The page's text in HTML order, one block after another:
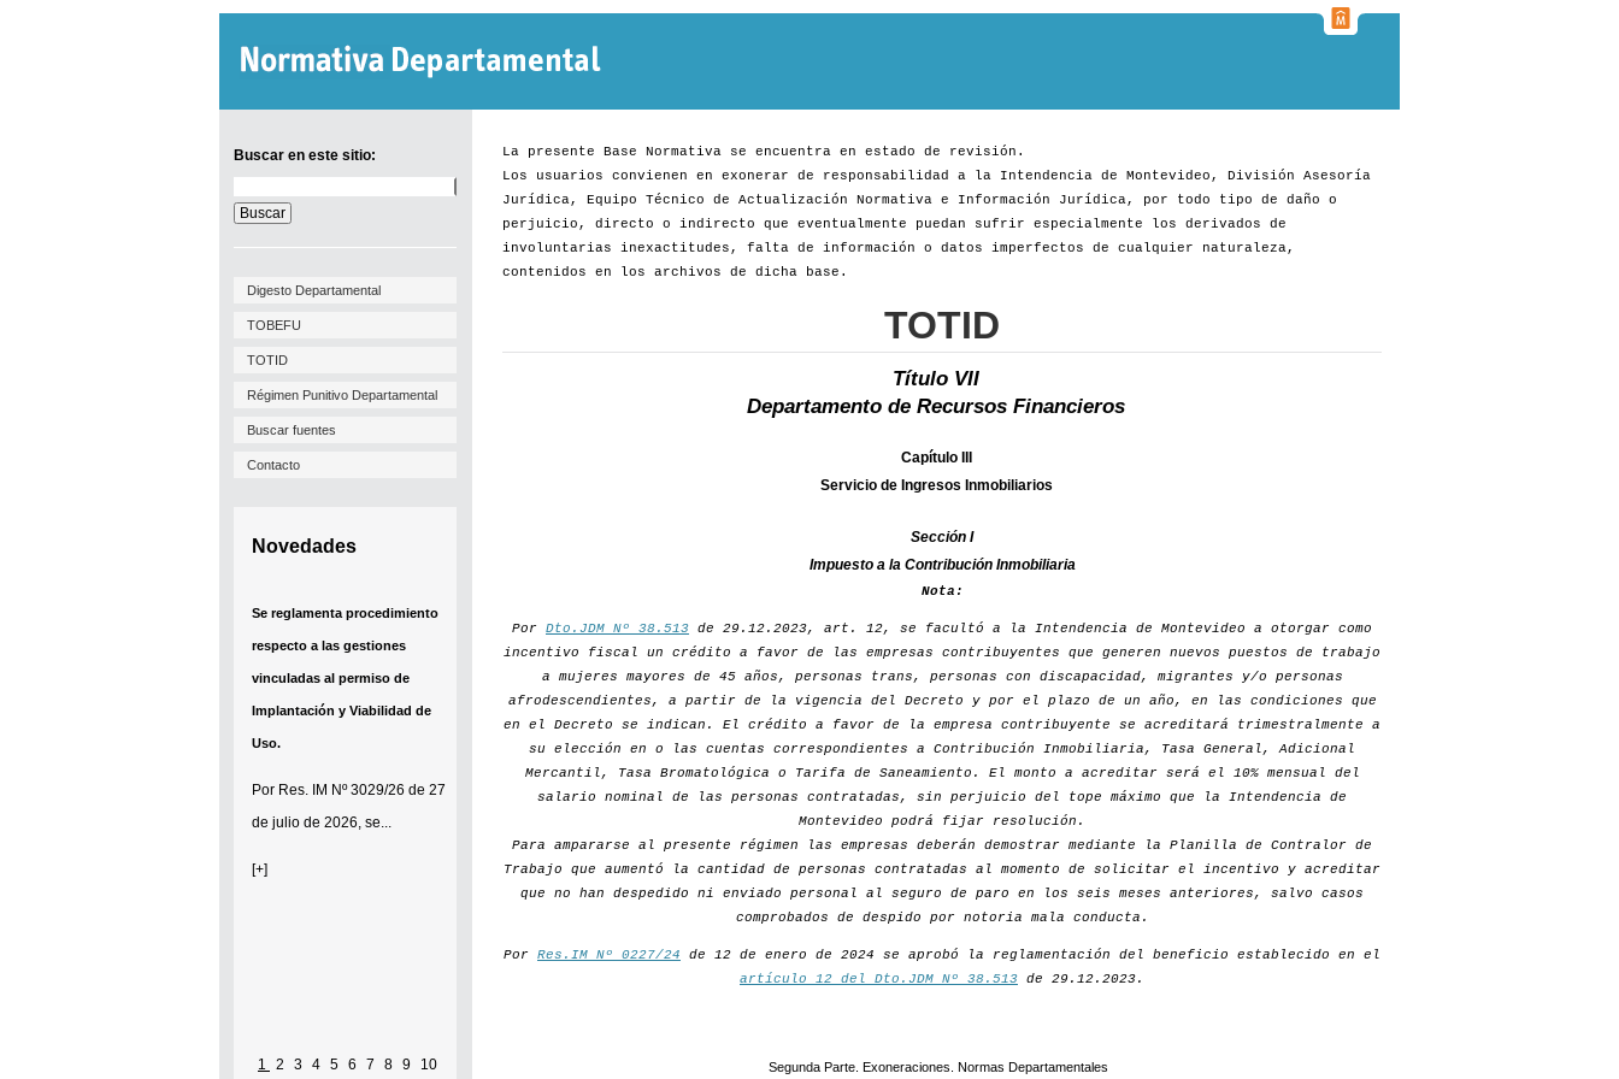
Buscar en este sitio:
en
este
sitio:
Digesto Departamental
TOBEFU
TOTID
Régimen Punitivo Departamental
Buscar fuentes
Contacto
Novedades
Se reglamenta procedimiento
respecto a las gestiones
vinculadas al permiso de
Implantación y Viabilidad de
Uso.
Por Res. IM Nº 3029/26 de 27
de julio de 2026, se...
[+]
1 2 3 4 5 6 7 8 9 10
La presente Base Normativa se encuentra en estado de revisión.
Los usuarios convienen en exonerar de responsabilidad a la Intendencia de Montevideo, División Asesoría
Jurídica, Equipo Técnico de Actualización Normativa e Información Jurídica, por todo tipo de daño o
perjuicio, directo o indirecto que eventualmente puedan sufrir especialmente los derivados de
involuntarias inexactitudes, falta de información o datos imperfectos de cualquier naturaleza,
contenidos en los archivos de dicha base.
TOTID
Título VII
Departamento de Recursos Financieros
Capítulo III
Servicio de Ingresos Inmobiliarios
Sección I
Impuesto a la Contribución Inmobiliaria
Nota:
Por Dto.JDM Nº 38.513 de 29.12.2023, art. 12, se facultó a la Intendencia de Montevideo a otorgar como
incentivo fiscal un crédito a favor de las empresas contribuyentes que generen nuevos puestos de trabajo
a mujeres mayores de 45 años, personas trans, personas con discapacidad, migrantes y/o personas
afrodescendientes, a partir de la vigencia del Decreto y por el plazo de un año, en las condiciones que
en el Decreto se indican. El crédito a favor de la empresa contribuyente se acreditará trimestralmente a
su elección en o las cuentas correspondientes a Contribución Inmobiliaria, Tasa General, Adicional
Mercantil, Tasa Bromatológica o Tarifa de Saneamiento. El monto a acreditar será el 10% mensual del
salario nominal de las personas contratadas, sin perjuicio del tope máximo que la Intendencia de
Montevideo podrá fijar resolución.
Para ampararse al presente régimen las empresas deberán demostrar mediante la Planilla de Contralor de
Trabajo que aumentó la cantidad de personas contratadas al momento de solicitar el incentivo y acreditar
que no han despedido ni enviado personal al seguro de paro en los seis meses anteriores, salvo casos
comprobados de despido por notoria mala conducta.
Por Res.IM Nº 0227/24 de 12 de enero de 2024 se aprobó la reglamentación del beneficio establecido en el
artículo 12 del Dto.JDM Nº 38.513 de 29.12.2023.
Segunda Parte. Exoneraciones. Normas Departamentales